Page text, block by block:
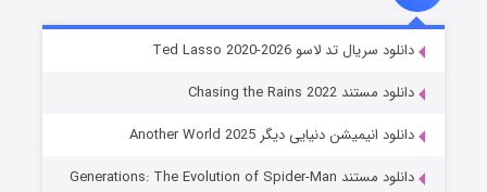
خاندان اژدها فصل ۳دانلود سریال تد لاسو Ted Lasso 2020-2026
دانلود مستند Chasing the Rains 2022
دانلود انیمیشن دنیایی دیگر Another World 2025
دانلود مستند Generations: The Evolution of Spider-Man